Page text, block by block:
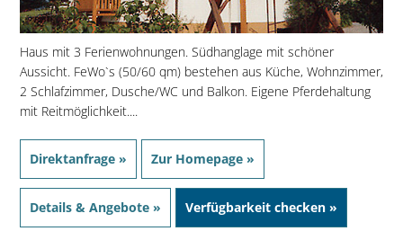
Haus mit 3 Ferienwohnungen. Südhanglage mit schöner
Aussicht. FeWo`s (50/60 qm) bestehen aus Küche, Wohnzimmer,
2 Schlafzimmer, Dusche/WC und Balkon. Eigene Pferdehaltung
mit Reitmöglichkeit....
Direktanfrage » Zur Homepage »
Details & Angebote » Verfügbarkeit checken »